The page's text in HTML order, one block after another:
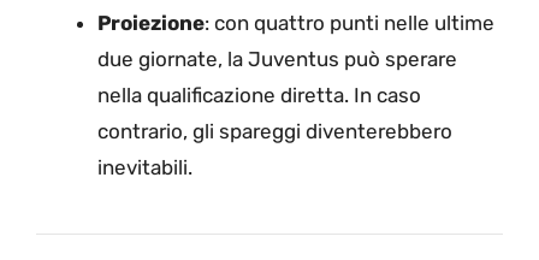
Proiezione: con quattro punti nelle ultime
due giornate, la Juventus può sperare
nella qualificazione diretta. In caso
contrario, gli spareggi diventerebbero
inevitabili.